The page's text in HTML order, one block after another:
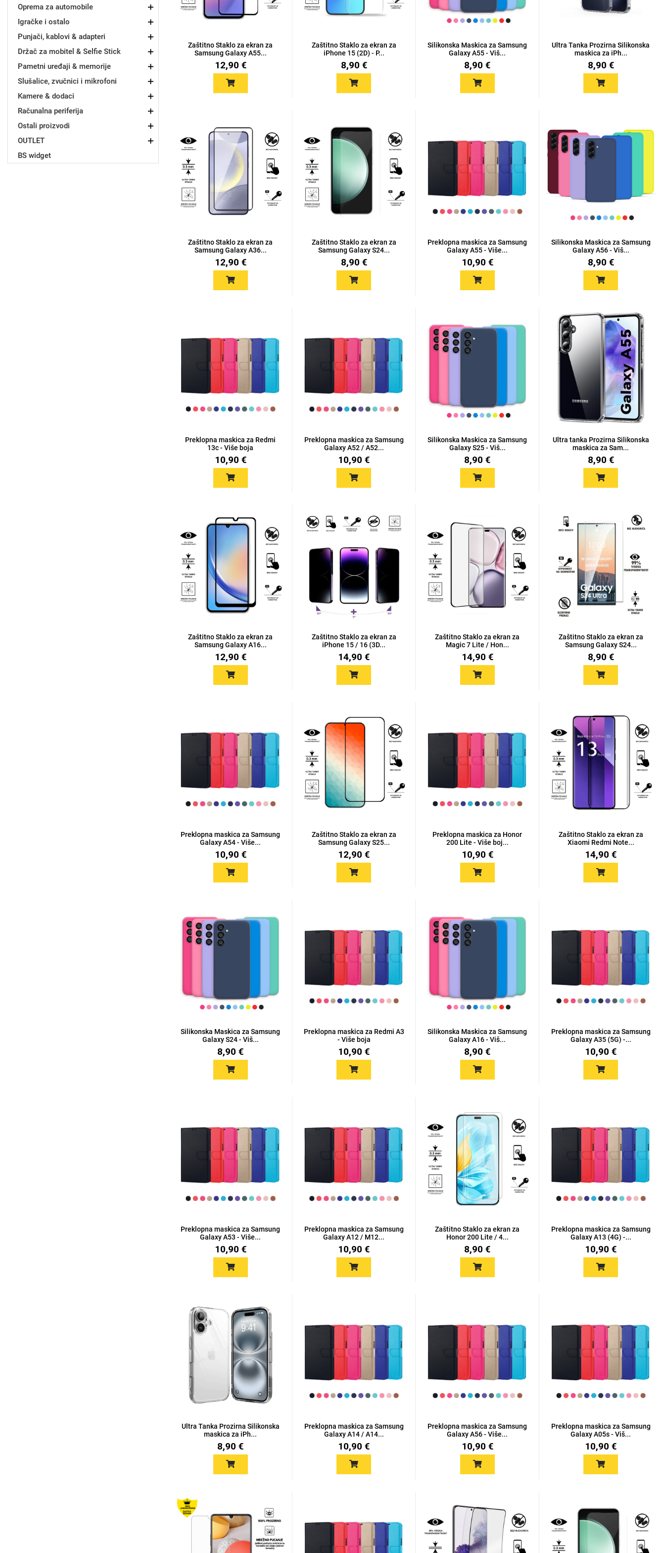
Oprema za automobile
Igračke i ostalo
Punjači, kablovi & adapteri
Držač za mobitel & Selfie Stick
Pametni uređaji & memorije
Slušalice, zvučnici i mikrofoni
Kamere & dodaci
Računalna periferija
Ostali proizvodi
OUTLET
BS widget
Zaštitno Staklo za ekran za
Samsung Galaxy A55...
12,90 €
Zaštitno Staklo za ekran za
iPhone 15 (2D) - P...
8,90 €
Silikonska Maskica za Samsung
Galaxy A55 - Viš...
8,90 €
Ultra Tanka Prozirna Silikonska
maskica za iPh...
8,90 €
Zaštitno Staklo za ekran za
Samsung Galaxy A36...
12,90 €
Zaštitno Staklo za ekran za
Samsung Galaxy S24...
8,90 €
Preklopna maskica za Samsung
Galaxy A55 - Više...
10,90 €
Silikonska Maskica za Samsung
Galaxy A56 - Viš...
8,90 €
Preklopna maskica za Redmi
13c - Više boja
10,90 €
Preklopna maskica za Samsung
Galaxy A52 / A52...
10,90 €
Silikonska Maskica za Samsung
Galaxy S25 - Viš...
8,90 €
Ultra tanka Prozirna Silikonska
maskica za Sam...
8,90 €
Zaštitno Staklo za ekran za
Samsung Galaxy A16...
12,90 €
Zaštitno Staklo za ekran za
iPhone 15 / 16 (3D...
14,90 €
Zaštitno Staklo za ekran za
Magic 7 Lite / Hon...
14,90 €
Zaštitno Staklo za ekran za
Samsung Galaxy S24...
8,90 €
Preklopna maskica za Samsung
Galaxy A54 - Više...
10,90 €
Zaštitno Staklo za ekran za
Samsung Galaxy S25...
12,90 €
Preklopna maskica za Honor
200 Lite - Više boj...
10,90 €
Zaštitno Staklo za ekran za
Xiaomi Redmi Note...
14,90 €
Silikonska Maskica za Samsung
Galaxy S24 - Viš...
8,90 €
Preklopna maskica za Redmi A3
- Više boja
10,90 €
Silikonska Maskica za Samsung
Galaxy A16 - Viš...
8,90 €
Preklopna maskica za Samsung
Galaxy A35 (5G) -...
10,90 €
Preklopna maskica za Samsung
Galaxy A53 - Više...
10,90 €
Preklopna maskica za Samsung
Galaxy A12 / M12...
10,90 €
Zaštitno Staklo za ekran za
Honor 200 Lite / 4...
8,90 €
Preklopna maskica za Samsung
Galaxy A13 (4G) -...
10,90 €
Ultra Tanka Prozirna Silikonska
maskica za iPh...
8,90 €
Preklopna maskica za Samsung
Galaxy A14 / A14...
10,90 €
Preklopna maskica za Samsung
Galaxy A56 - Više...
10,90 €
Preklopna maskica za Samsung
Galaxy A05s - Viš...
10,90 €
Babe Šaljivi motivi
Croatos
Unicorn kolekcija
Apstraktni motivi
Gaming motivi
Samsung
Punjači za mobitel
Univerzalne futrole i
Samsung Huawei
Držači za romobil Držači za ruku
Ostali držači
USB kablovi HDMI kabel
AUX kablovi
FM Transmitteri HI-FI linije